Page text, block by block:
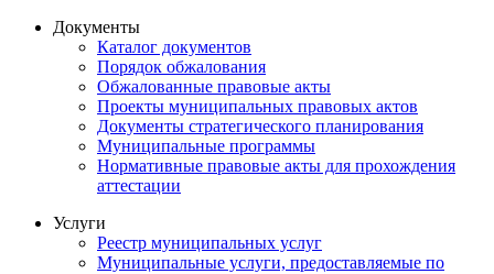
Документы
Каталог документов
Порядок обжалования
Обжалованные правовые акты
Проекты муниципальных правовых актов
Документы стратегического планирования
Муниципальные программы
Нормативные правовые акты для прохождения
аттестации
Услуги
Реестр муниципальных услуг
Муниципальные услуги, предоставляемые по